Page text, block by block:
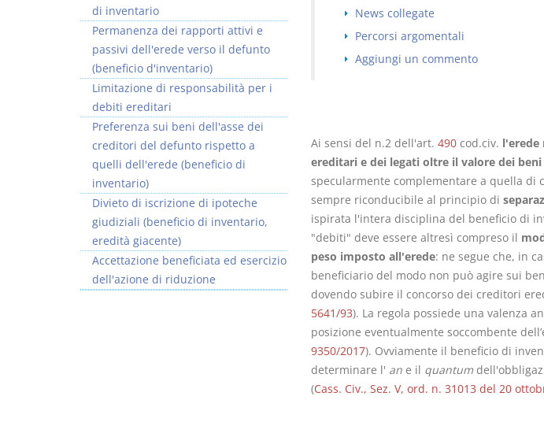
News collegate
Percorsi argomentali
Aggiungi un commento
Ai sensi del n.2 dell'art. 490cod.civ. l'erede
ereditari e dei legati oltre il valore dei
specularmente complementare a quella di
sempre riconducibile al principio di
ispirata l'intera disciplina del beneficio di
"debiti" deve essere altresì compreso il
peso imposto all'erede: ne segue che, in
beneficiario del modo non può agire sui
dovendo subire il concorso dei creditori
5641/93). La regola possiede una valenza
posizione eventualmente soccombente
9350/2017). Ovviamente il beneficio di
determinare l' ane il quantum
(Cass. Civ., Sez. V, ord. n. 31013 del 20
di inventario
Permanenza dei rapporti attivi e
passivi dell'erede verso il defunto
(beneficio d'inventario)
Limitazione di responsabilità per i
debiti ereditari
Preferenza sui beni dell'asse dei
creditori del defunto rispetto a
quelli dell'erede (beneficio di
inventario)
Divieto di iscrizione di ipoteche
giudiziali (beneficio di inventario,
eredità giacente)
Accettazione beneficiata ed esercizio
dell'azione di riduzione
Prescrizione e
D. Minussi
€ 4,19
Rapporto e
relazione giuridica
D. Minussi
Versione ebook€ 5,99
(iva incl.)